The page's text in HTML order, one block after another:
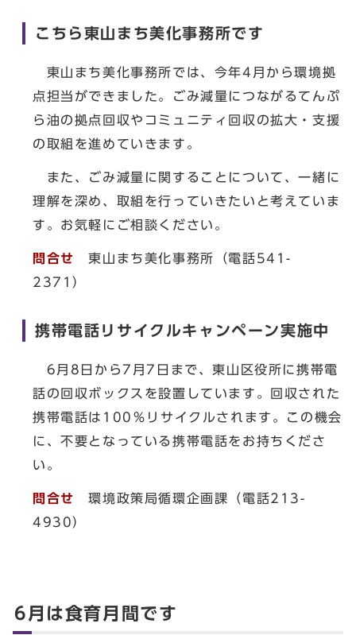
こちら東山まち美化事務所です
東山まち美化事務所では、今年4月から環境拠
点担当ができました。ごみ減量につながるてんぷ
ら油の拠点回収やコミュニティ回収の拡大・支援
の取組を進めていきます。
また、ごみ減量に関することについて、一緒に
理解を深め、取組を行っていきたいと考えていま
す。お気軽にご相談ください。
問合せ
東山まち美化事務所（電話541-
2371）
携帯電話リサイクルキャンペーン実施中
6月8日から7月7日まで、東山区役所に携帯電
話の回収ボックスを設置しています。回収された
携帯電話は100％リサイクルされます。この機会
に、不要となっている携帯電話をお持ちくださ
い。
問合せ
環境政策局循環企画課（電話213-
4930）
6月は食育月間です